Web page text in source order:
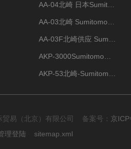
贸易（北京）有限公司 备案号： 京
理登陆 sitemap.xml